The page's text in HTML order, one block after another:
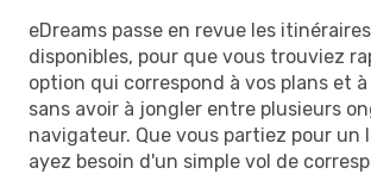
eDreams passe en revue les
disponibles, pour que vous trouviez
option qui correspond à vos plans et
sans avoir à jongler entre plusieurs
navigateur. Que vous partiez pour un
ayez besoin d'un simple vol de